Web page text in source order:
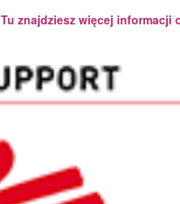
Tu znajdziesz więcej informacji